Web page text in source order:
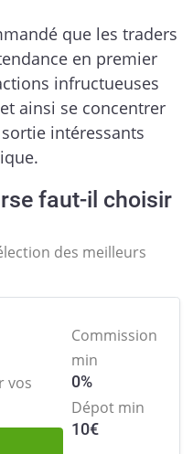
que les traders
en premier
infructueuses
ainsi se concentrer
intéressants
faut-il choisir
des meilleurs
vos
Commission
min
0%
Dépot min
10€